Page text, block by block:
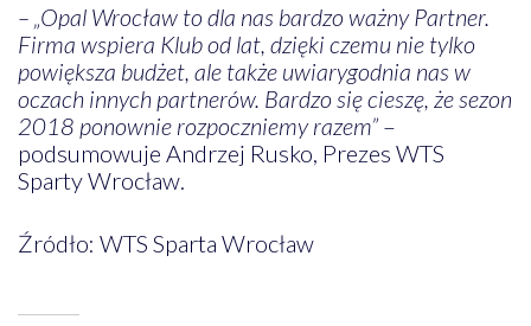
– „Opal Wrocław to dla nas bardzo ważny Partner.
Firma wspiera Klub od lat, dzięki czemu nie tylko
powiększa budżet, ale także uwiarygodnia nas w
oczach innych partnerów. Bardzo się cieszę, że sezon
2018 ponownie rozpoczniemy razem”–
podsumowuje Andrzej Rusko, Prezes WTS
Sparty Wrocław.
Źródło: WTS Sparta Wrocław